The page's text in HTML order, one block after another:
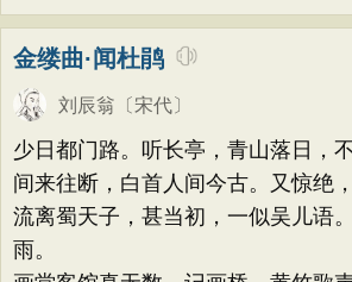
金缕曲·闻杜鹃
刘辰翁 〔宋代〕
少日都门路。听长亭，青山落日，
间来往断，白首人间今古。又惊绝
流离蜀天子，甚当初，一似吴儿语
雨。